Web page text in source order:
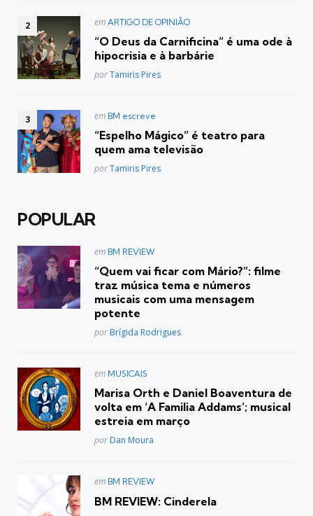
Postado
em
em ARTIGO DE OPINIÃO
“O Deus da Carnificina” é uma ode à
hipocrisia e à barbárie
Posted
porTamiris Pires
Postado
em
em BM escreve
“Espelho Mágico” é teatro para
quem ama televisão
Posted
porTamiris Pires
POPULAR
Postado
em
em BM REVIEW
“Quem vai ficar com Mário?”: filme
traz música tema e números
musicais com uma mensagem
potente
Posted
por Brígida Rodrigues
Postado
em
em MUSICAIS
Marisa Orth e Daniel Boaventura de
volta em ‘A Familia Addams’; musical
estreia em março
Posted
por Dan Moura
Postado
em BM REVIEW
BM REVIEW: Cinderela